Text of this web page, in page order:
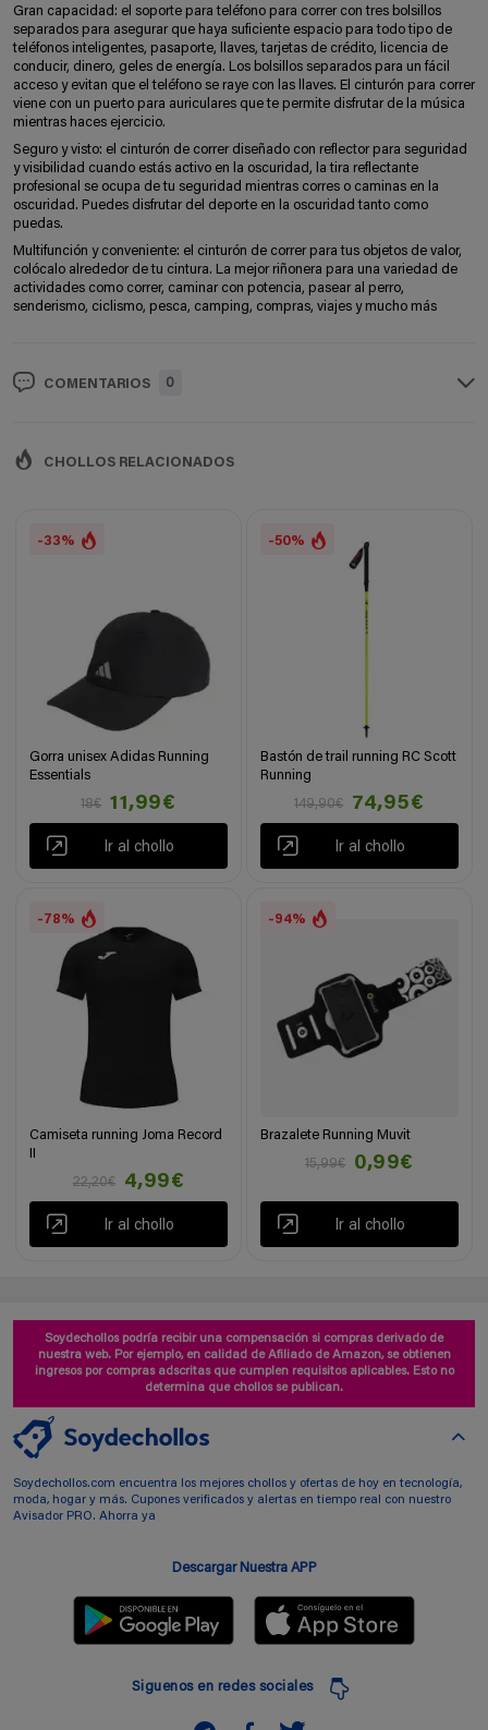
Gran capacidad: el soporte para teléfono para correr con tres bolsillos
separados para asegurar que haya suficiente espacio para todo tipo de
teléfonos inteligentes, pasaporte, llaves, tarjetas de crédito, licencia de
conducir, dinero, geles de energía. Los bolsillos separados para un fácil
acceso y evitan que el teléfono se raye con las llaves. El cinturón para correr
viene con un puerto para auriculares que te permite disfrutar de la música
mientras haces ejercicio.
Seguro y visto: el cinturón de correr diseñado con reflector para seguridad
y visibilidad cuando estás activo en la oscuridad, la tira reflectante
profesional se ocupa de tu seguridad mientras corres o caminas en la
oscuridad. Puedes disfrutar del deporte en la oscuridad tanto como
puedas.
Multifunción y conveniente: el cinturón de correr para tus objetos de valor,
colócalo alrededor de tu cintura. La mejor riñonera para una variedad de
actividades como correr, caminar con potencia, pasear al perro,
senderismo, ciclismo, pesca, camping, compras, viajes y mucho más
COMENTARIOS 0
CHOLLOS RELACIONADOS
-33%
Gorra unisex Adidas Running
Essentials
18€
11,99€
Ir al chollo
-50%
Bastón de trail running RC Scott
Running
149,90€
74,95€
Ir al chollo
-78%
Camiseta running Joma Record
22,20€
4,99€
Ir al chollo
-94%
Brazalete Running Muvit
15,99€
0,99€
Ir al chollo
Soydechollos podría recibir una compensación si compras derivado de
nuestra web. Por ejemplo, en calidad de Afiliado de Amazon, se obtienen
ingresos por compras adscritas que cumplen requisitos aplicables. Esto no
determina que chollos se publican.
Soydechollos.com encuentra los mejores chollos y ofertas de hoy en tecnología,
moda, hogar y más. Cupones verificados y alertas en tiempo real con nuestro
Avisador PRO. Ahorra ya
Descargar Nuestra APP
Siguenos en redes sociales